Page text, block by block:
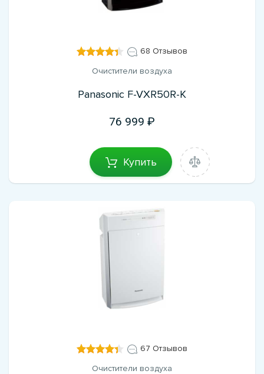
68 Отзывов
Очистители воздуха
Panasonic F-VXR50R-K
76 999
Купить
67 Отзывов
Очистители воздуха